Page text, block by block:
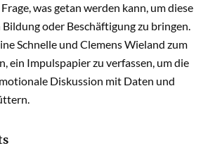
was getan werden kann, um diese
oder Beschäftigung zu bringen.
Schnelle und Clemens Wieland zum
ein Impulspapier zu verfassen, um die
Diskussion mit Daten und